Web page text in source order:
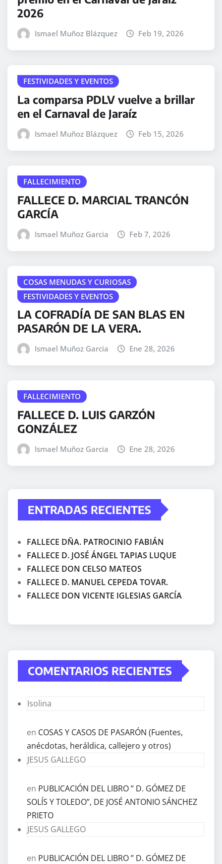
2026
Ismael Muñoz Blázquez Feb 19, 2026
FESTIVIDADES Y EVENTOS
La comparsa PDLV vuelve a brillar
en el Carnaval de Jaraíz
Ismael Muñoz Blázquez Feb 15, 2026
FALLECIMIENTO
FALLECE D. MARCIAL TRANCÓN
GARCÍA
Ismael Muñoz Garcia Feb 7, 2026
COSAS MENUDAS Y CURIOSAS
FESTIVIDADES Y EVENTOS
LA COFRADÍA DE SAN BLAS EN
PASARÓN DE LA VERA.
Ismael Muñoz Garcia Ene 28, 2026
FALLECIMIENTO
FALLECE D. LUIS GARZÓN
GONZÁLEZ
Ismael Muñoz Garcia Ene 28, 2026
ENTRADAS RECIENTES
FALLECE DÑA. PATROCINIO FABIÁN
FALLECE D. JOSÉ ÁNGEL TAPIAS LUQUE
FALLECE DON CELSO MATEOS
FALLECE D. MANUEL CEPEDA TOVAR.
FALLECE DON VICENTE IGLESIAS GARCÍA
COMENTARIOS RECIENTES
Isolina
en COSAS Y CASOS DE PASARÓN (Fuentes,
anécdotas, heráldica, callejero y otros)
JESUS GALLEGO
en PUBLICACIÓN DEL LIBRO ” D. GÓMEZ DE
SOLÍS Y TOLEDO”, DE JOSÉ ANTONIO SÁNCHEZ
PRIETO
JESUS GALLEGO
en PUBLICACIÓN DEL LIBRO ” D. GÓMEZ DE